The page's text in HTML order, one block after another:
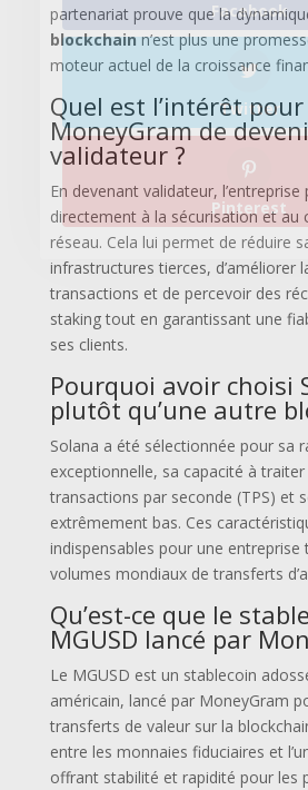
partenariat prouve que la
blockchainn’est plus une
moteur actuel de la croissance
Quel est l’intérêt pour
MoneyGram de
validateur ?
En devenant validateur, l’entreprise
directement à la sécurisation et au
réseau. Cela lui permet de réduire
infrastructures tierces, d’améliorer
transactions et de percevoir des
staking tout en garantissant une
ses clients.
Pourquoi avoir choisi
plutôt qu’une autre
Solana a été sélectionnée pour sa
exceptionnelle, sa capacité à
transactions par seconde (TPS) et
extrêmement bas. Ces
indispensables pour une entreprise
volumes mondiaux de transferts
Qu’est-ce que le
MGUSD lancé par
Le MGUSD est un stablecoin
américain, lancé par MoneyGram
transferts de valeur sur la
entre les monnaies fiduciaires et
offrant stabilité et rapidité pour les